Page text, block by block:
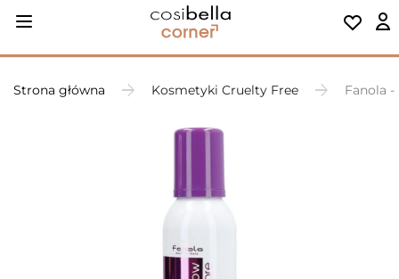
Strona główna Kosmetyki Cruelty Free Fanola